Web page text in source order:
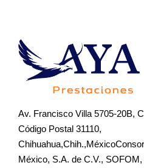
Av. Francisco Villa 5705-20B,
Código Postal 31110,
México, S.A. de C.V.,